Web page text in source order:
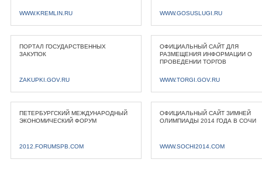
WWW.KREMLIN.RU WWW.GOSUSLUGI.RU
ПОРТАЛ ГОСУДАРСТВЕННЫХ
ЗАКУПОК
ZAKUPKI.GOV.RU
ОФИЦИАЛЬНЫЙ САЙТ ДЛЯ
РАЗМЕЩЕНИЯ ИНФОРМАЦИИ О
ПРОВЕДЕНИИ ТОРГОВ
WWW.TORGI.GOV.RU
ПЕТЕРБУРГСКИЙ МЕЖДУНАРОДНЫЙ
ЭКОНОМИЧЕСКИЙ ФОРУМ
2012.FORUMSPB.COM
ОФИЦИАЛЬНЫЙ САЙТ ЗИМНЕЙ
ОЛИМПИАДЫ 2014 ГОДА В СОЧИ
WWW.SOCHI2014.COM